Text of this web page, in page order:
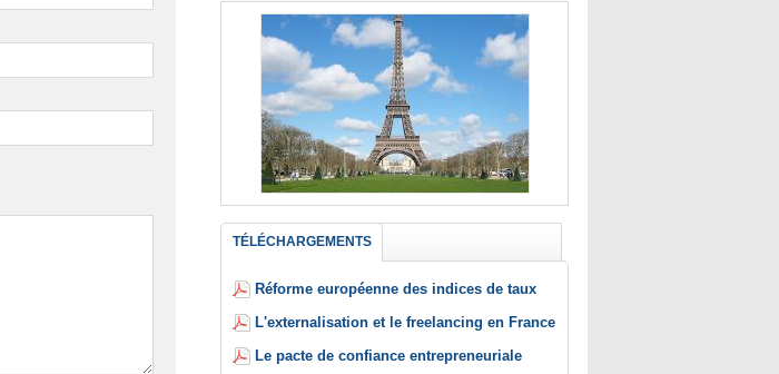
TÉLÉCHARGEMENTS
Réforme européenne des indices de taux
L'externalisation et le freelancing en France
Le pacte de confiance entrepreneuriale